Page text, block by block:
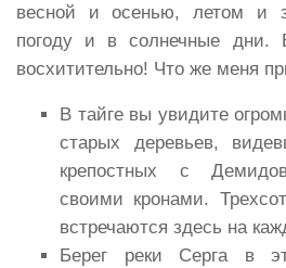
весной и осенью, летом и
погоду и в солнечные дни.
восхитительно! Что же меня
В тайге вы увидите
старых деревьев,
крепостных с
своими кронами.
встречаются здесь на
Берег реки Серга в